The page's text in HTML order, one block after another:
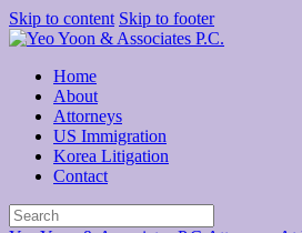
Skip to content Skip to footer
Home
About
Attorneys
US Immigration
Korea Litigation
Contact